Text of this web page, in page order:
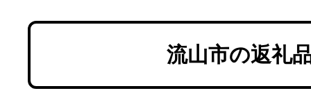
ク カ
流山市の返礼